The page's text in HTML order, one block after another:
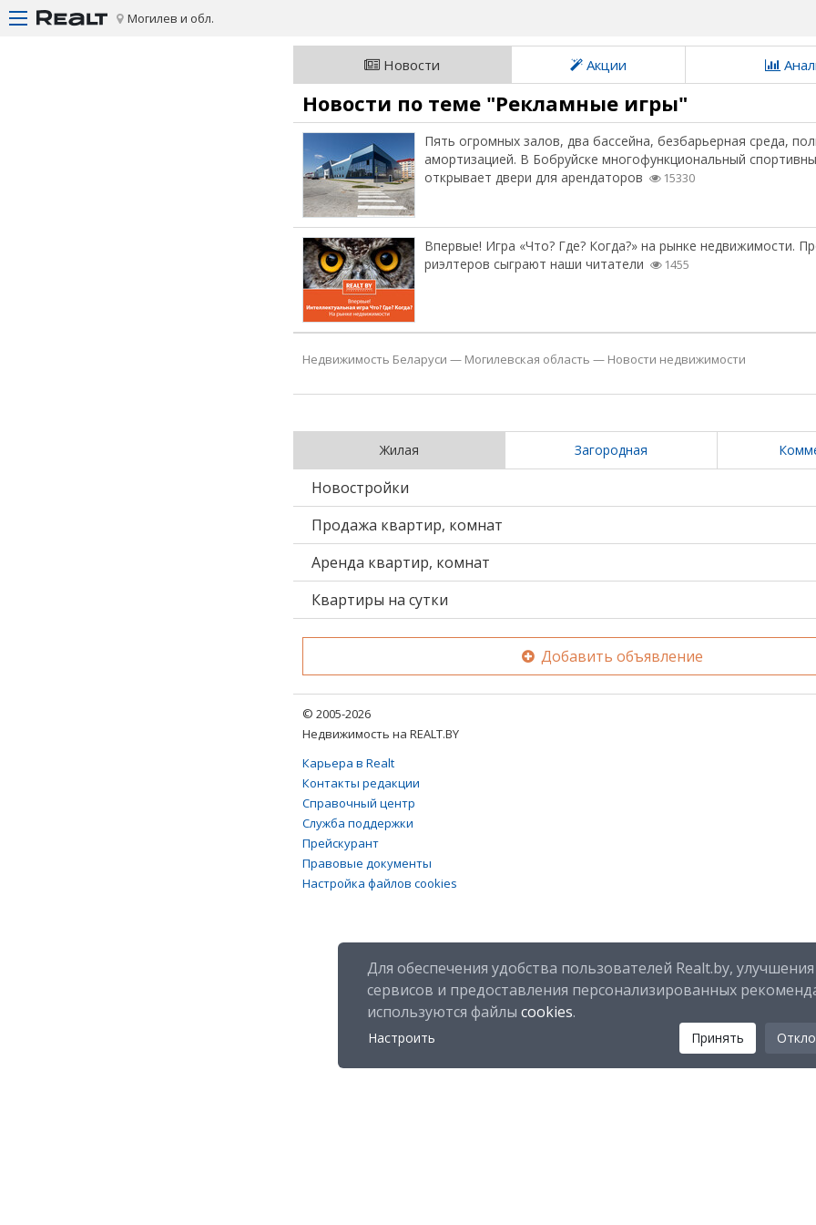
Могилев и обл.
Новости Акции
Новости по теме "Рекламные игры"
Пять огромных залов, два бассейна, безбарьерная среда,
амортизацией. В Бобруйске многофункциональный
открывает двери для арендаторов
15330
Впервые! Игра «Что? Где? Когда?» на рынке недвижимости.
риэлтеров сыграют наши читатели
1455
Недвижимость Беларуси — Могилевская область — Новости недвижимости
Жилая Загородная
Новостройки
Продажа квартир, комнат
Аренда квартир, комнат
Квартиры на сутки
Добавить объявление
© 2005-2026
Недвижимость на REALT.BY
Карьера в Realt
Контакты редакции
Справочный центр
Служба поддержки
Прейскурант
Правовые документы
Настройка файлов cookies
Для обеспечения удобства пользователей Realt.by, улучшения
сервисов и предоставления персонализированных
используются файлы cookies.
Настроить Принять